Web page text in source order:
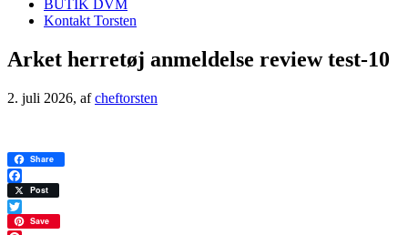
BUTIK DVM
Kontakt Torsten
Arket herretøj anmeldelse review test-10
2. juli 2026, afcheftorsten
Share
Facebook
Post
Twitter
Save